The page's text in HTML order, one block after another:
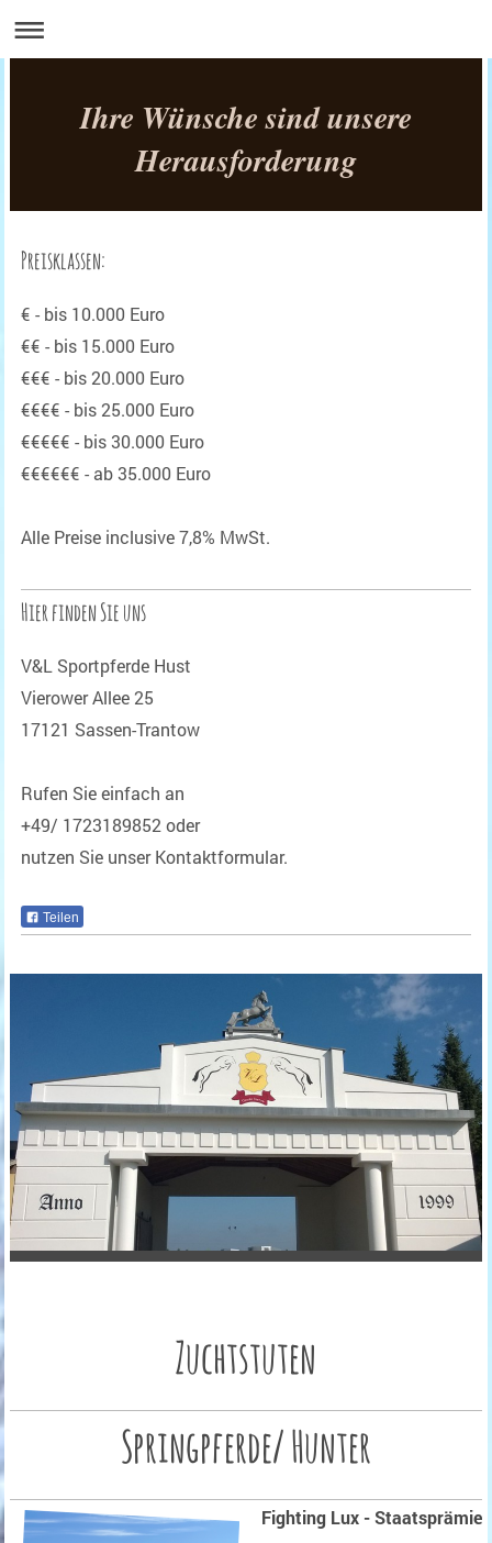
Ihre Wünsche sind unsere
Herausforderung
Preisklassen:
€ - bis 10.000 Euro
€€ - bis 15.000 Euro
€€€ - bis 20.000 Euro
€€€€ - bis 25.000 Euro
€€€€€ - bis 30.000 Euro
€€€€€€ - ab 35.000 Euro
Alle Preise inclusive 7,8% MwSt.
Hier finden Sie uns
V&L Sportpferde Hust
Vierower Allee 25
17121 Sassen-Trantow
Rufen Sie einfach an
+49/ 1723189852 oder
nutzen Sie unser Kontaktformular.
Teilen
Zuchtstuten
Springpferde/ Hunter
Fighting Lux - Staatsprämie